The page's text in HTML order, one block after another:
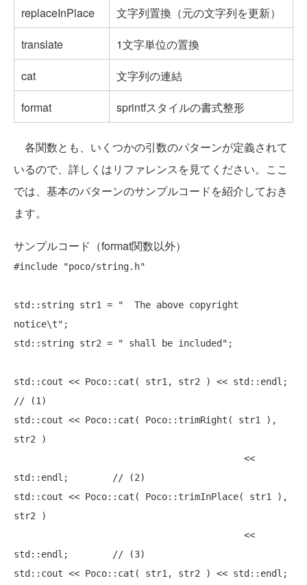
replaceInPlace
文字列置換（元の文字列を更新）
translate
1文字単位の置換
cat
文字列の連結
format
sprintfスタイルの書式整形
各関数とも、いくつかの引数のパターンが定義されて
いるので、詳しくはリファレンスを見てください。ここ
では、基本のパターンのサンプルコードを紹介しておき
ます。
サンプルコード（format関数以外）
#include "poco/string.h"
std::string str1 =
"  The above copyright
notice\t" ;
std::string str2 =
" shall be included" ;
// (1)
std::cout << Poco::cat( Poco::trimRight( str1 ),
str2 )
std::endl;
// (2)
std::cout << Poco::cat( Poco::trimInPlace( str1 ),
str2 )
std::endl;
// (3)